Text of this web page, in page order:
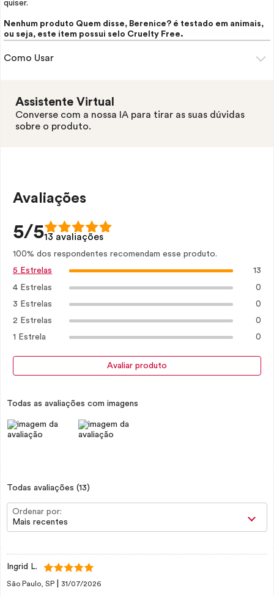
quiser.
Nenhum produto Quem disse, Berenice? é testado em animais,
ou seja, este item possui selo Cruelty Free.
Como Usar
Assistente Virtual
Converse com a nossa IA para tirar as suas dúvidas
sobre o produto.
Avaliações
5/513 avaliações
100% dos respondentes recomendam esse produto.
5 Estrelas
13
4 Estrelas
0
3 Estrelas
0
2 Estrelas
0
1 Estrela
0
Avaliar produto
Todas as avaliações com imagens
Todas avaliações (13)
Ordenar por:
Mais recentes
Ingrid L.
São Paulo, SP 31/07/2026